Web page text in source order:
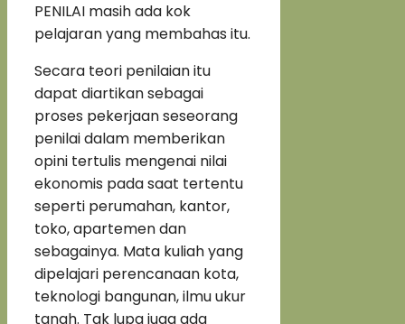
PENILAI masih ada kok
pelajaran yang membahas itu.
Secara teori penilaian itu
dapat diartikan sebagai
proses pekerjaan seseorang
penilai dalam memberikan
opini tertulis mengenai nilai
ekonomis pada saat tertentu
seperti perumahan, kantor,
toko, apartemen dan
sebagainya. Mata kuliah yang
dipelajari perencanaan kota,
teknologi bangunan, ilmu ukur
tanah. Tak lupa juga ada